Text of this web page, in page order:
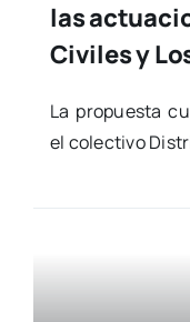
las
Civiles y
La pro­pues­ta
el colec­ti­vo